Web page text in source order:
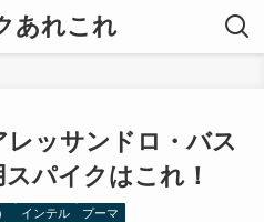
あれこれ
レッサンドロ・バス
スパイクはこれ！
インテル プーマ